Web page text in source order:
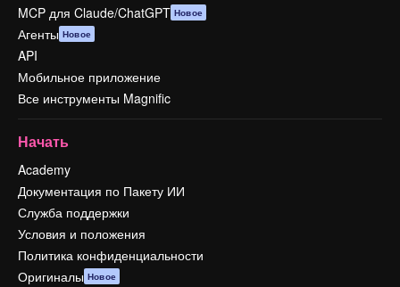
MCP для Claude/ChatGPT Новое
Агенты Новое
API
Мобильное приложение
Все инструменты Magnific
Начать
Academy
Документация по Пакету ИИ
Служба поддержки
Условия и положения
Политика конфиденциальности
Оригиналы Новое